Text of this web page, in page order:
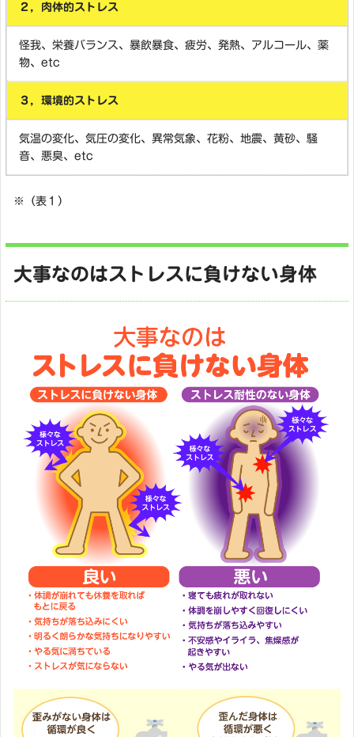
２，肉体的ストレス
怪我、栄養バランス、暴飲暴食、疲労、発熱、アルコール、薬
物、etc
３，環境的ストレス
気温の変化、気圧の変化、異常気象、花粉、地震、黄砂、騒
音、悪臭、etc
※（表１）
大事なのはストレスに負けない身体